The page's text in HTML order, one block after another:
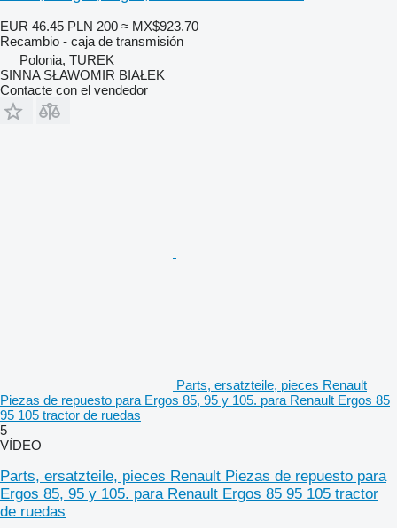
EUR 46.45 PLN 200 ≈ MX$923.70
Recambio - caja de transmisión
Polonia, TUREK
SINNA SŁAWOMIR BIAŁEK
Contacte con el vendedor
Parts, ersatzteile, pieces Renault
Piezas de repuesto para Ergos 85, 95 y 105. para Renault Ergos 85
95 105 tractor de ruedas
5
VÍDEO
Parts, ersatzteile, pieces Renault Piezas de repuesto para
Ergos 85, 95 y 105. para Renault Ergos 85 95 105 tractor
de ruedas